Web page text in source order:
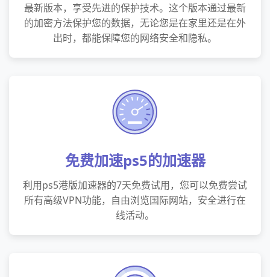
最新版本，享受先进的保护技术。这个版本通过最新
的加密方法保护您的数据，无论您是在家里还是在外
出时，都能保障您的网络安全和隐私。
免费加速ps5的加速器
利用ps5港版加速器的7天免费试用，您可以免费尝试
所有高级VPN功能，自由浏览国际网站，安全进行在
线活动。